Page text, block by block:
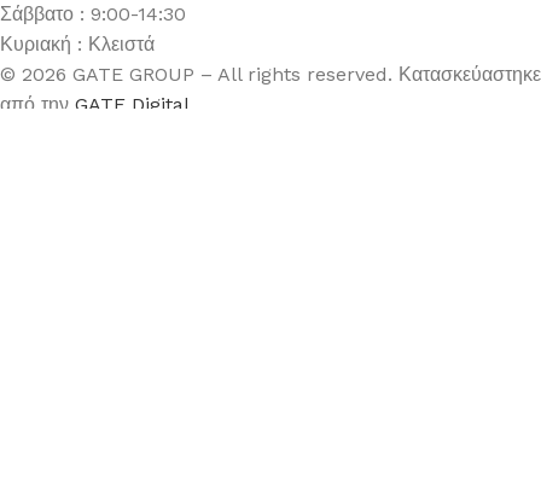
Σάββατο : 9:00-14:30
Κυριακή : Κλειστά
© 2026 GATE GROUP – All rights reserved. Κατασκεύαστηκε
από την GATE Digital